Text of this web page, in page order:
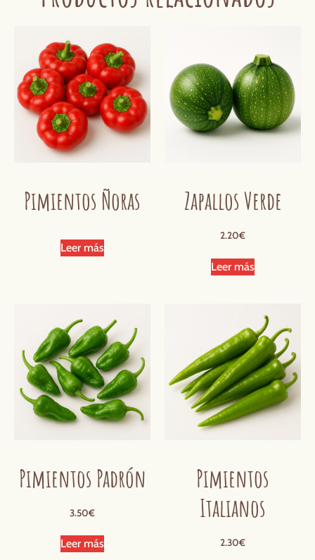
Pimientos Ñoras
Leer más
Zapallos Verde
2.20€
Leer más
Pimientos Padrón
3.50€
Leer más
Pimientos
Italianos
2.30€